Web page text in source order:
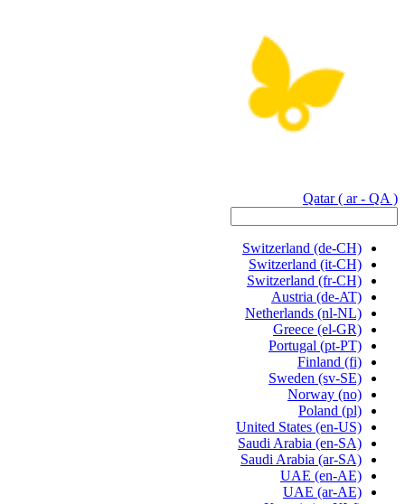
Qatar ( ar - QA )
Switzerland (de-CH)
Switzerland (it-CH)
Switzerland (fr-CH)
Austria (de-AT)
Netherlands (nl-NL)
Greece (el-GR)
Portugal (pt-PT)
Finland (fi)
Sweden (sv-SE)
Norway (no)
Poland (pl)
United States (en-US)
Saudi Arabia (en-SA)
Saudi Arabia (ar-SA)
UAE (en-AE)
UAE (ar-AE)